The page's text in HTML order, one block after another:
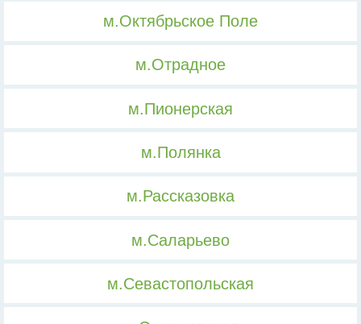
м.Октябрьское Поле
м.Отрадное
м.Пионерская
м.Полянка
м.Рассказовка
м.Саларьево
м.Севастопольская